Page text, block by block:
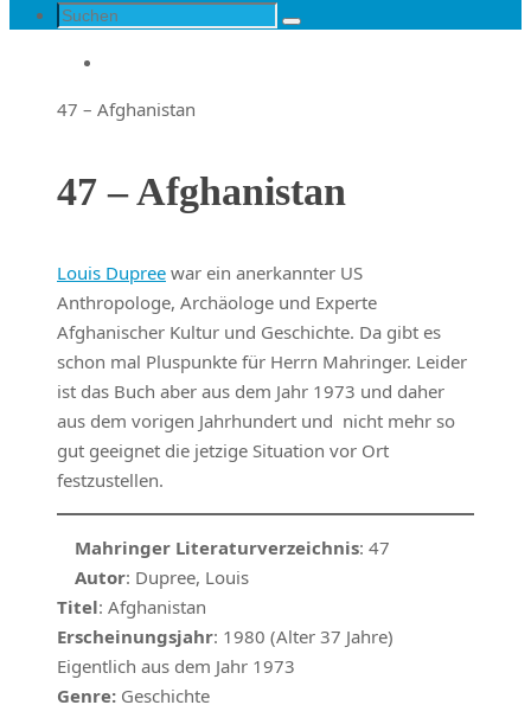
Suche
Suchen
Startseite
47 – Afghanistan
47 – Afghanistan
Louis Dupree war ein anerkannter US
Anthropologe, Archäologe und Experte
Afghanischer Kultur und Geschichte. Da gibt es
schon mal Pluspunkte für Herrn Mahringer. Leider
ist das Buch aber aus dem Jahr 1973 und daher
aus dem vorigen Jahrhundert und nicht mehr so
gut geeignet die jetzige Situation vor Ort
festzustellen.
Mahringer Literaturverzeichnis: 47
Autor: Dupree, Louis
Titel: Afghanistan
Erscheinungsjahr: 1980 (Alter 37 Jahre)
Eigentlich aus dem Jahr 1973
Genre: Geschichte